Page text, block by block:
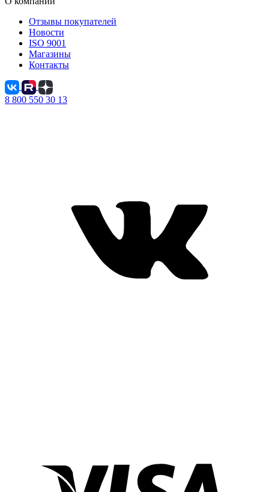
Отзывы покупателей
Новости
ISO 9001
Магазины
Контакты
8 800 550 30 13